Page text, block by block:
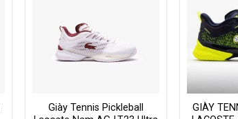
Giày Tennis Pickleball
GIÀY